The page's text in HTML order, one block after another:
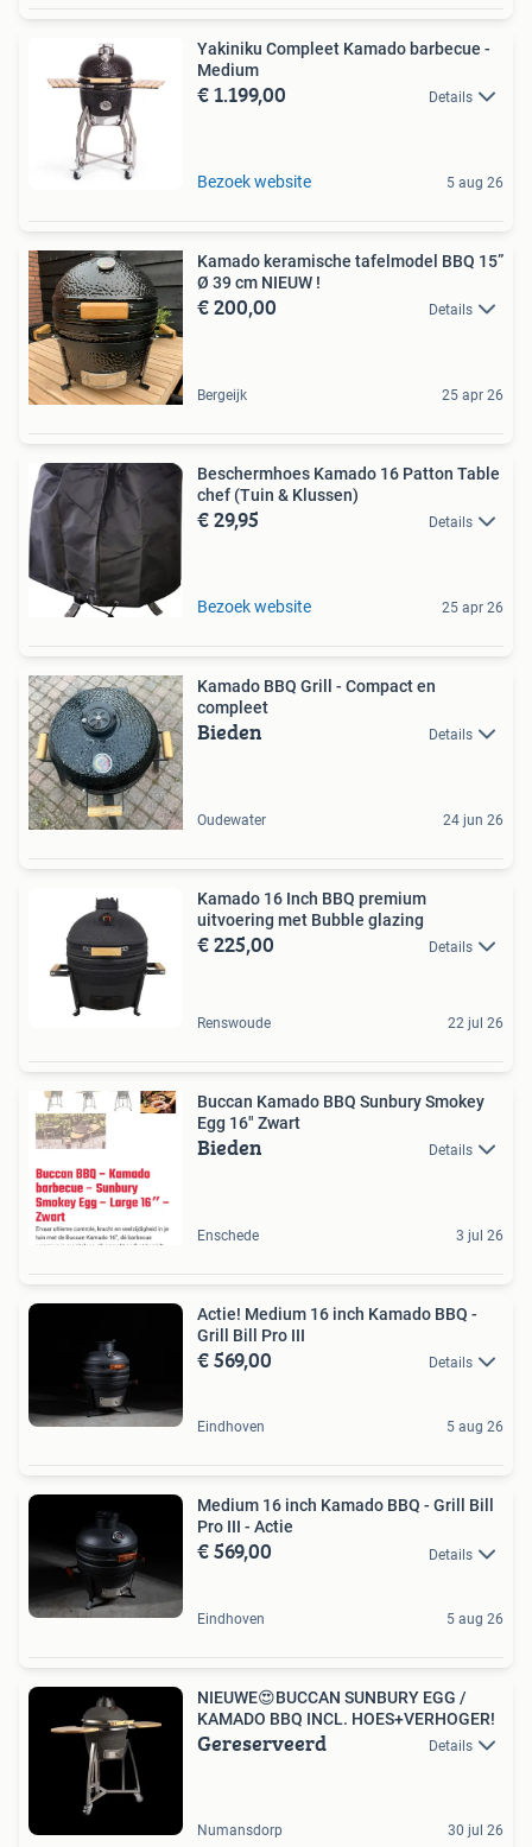
Yakiniku Compleet Kamado barbecue -
Medium
€ 1.199,00 Details
Bezoek website 5 aug 26
Kamado keramische tafelmodel BBQ 15”
Ø 39 cm NIEUW !
€ 200,00 Details
Bergeijk 25 apr 26
Beschermhoes Kamado 16 Patton Table
chef (Tuin & Klussen)
€ 29,95 Details
Bezoek website 25 apr 26
Kamado BBQ Grill - Compact en
compleet
Bieden Details
Oudewater 24 jun 26
Kamado 16 Inch BBQ premium
uitvoering met Bubble glazing
€ 225,00 Details
Renswoude 22 jul 26
Buccan Kamado BBQ Sunbury Smokey
Egg 16" Zwart
Bieden Details
Enschede 3 jul 26
Actie! Medium 16 inch Kamado BBQ -
Grill Bill Pro III
€ 569,00 Details
Eindhoven 5 aug 26
Medium 16 inch Kamado BBQ - Grill Bill
Pro III - Actie
€ 569,00 Details
Eindhoven 5 aug 26
NIEUWE😍BUCCAN SUNBURY EGG /
KAMADO BBQ INCL. HOES+VERHOGER!
Gereserveerd Details
Numansdorp 30 jul 26